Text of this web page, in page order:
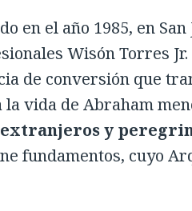
en el año 1985, en San
Wisón Torres Jr.
de conversión que
vida de Abraham
extranjeros y
fundamentos, cuyo